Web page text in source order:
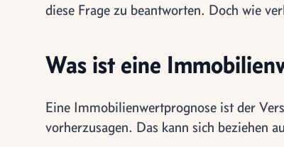
diese Frage zu beantworten. Doch wie
Was ist eine
Eine Immobilienwertprognose ist der
vorherzusagen. Das kann sich beziehen